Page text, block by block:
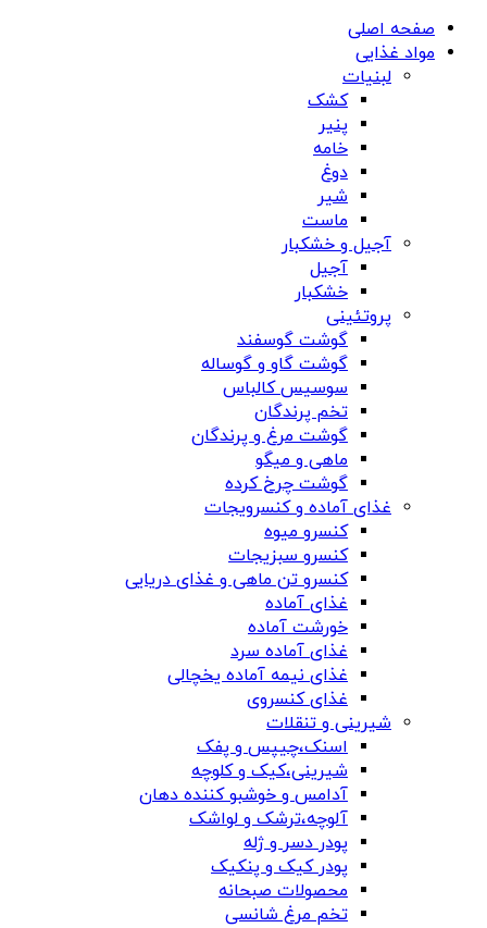
صفحه اصلی
مواد غذایی
لبنیات
کشک
پنیر
خامه
دوغ
شیر
ماست
آجیل و خشکبار
آجیل
خشکبار
پروتئینی
گوشت گوسفند
گوشت گاو و گوساله
سوسیس کالباس
تخم پرندگان
گوشت مرغ و پرندگان
ماهی و میگو
گوشت چرخ کرده
غذای آماده و کنسرویجات
کنسرو میوه
کنسرو سبزیجات
کنسرو تن ماهی و غذای دریایی
غذای آماده
خورشت آماده
غذای آماده سرد
غذای نیمه آماده یخچالی
غذای کنسروی
شیرینی و تنقلات
اسنک،چیپس و پفک
شیرینی،کیک و کلوچه
آدامس و خوشبو کننده دهان
آلوچه،ترشک و لواشک
پودر دسر و ژله
پودر کیک و پنکیک
محصولات صبحانه
تخم مرغ شانسی